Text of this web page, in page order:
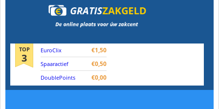
TOP
3
EuroClix €1,50
Spaaractief €0,50
DoublePoints €0,00